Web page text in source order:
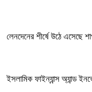
লেনদেনের শীর্ষে উঠে এসেছে
ইসলামিক ফাইন্যান্স অ্যান্ড